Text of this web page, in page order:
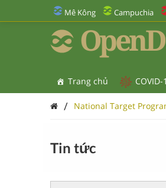
Mê Kông Campuchia
Trang chủ COVID-
/ National Target
Tin tức